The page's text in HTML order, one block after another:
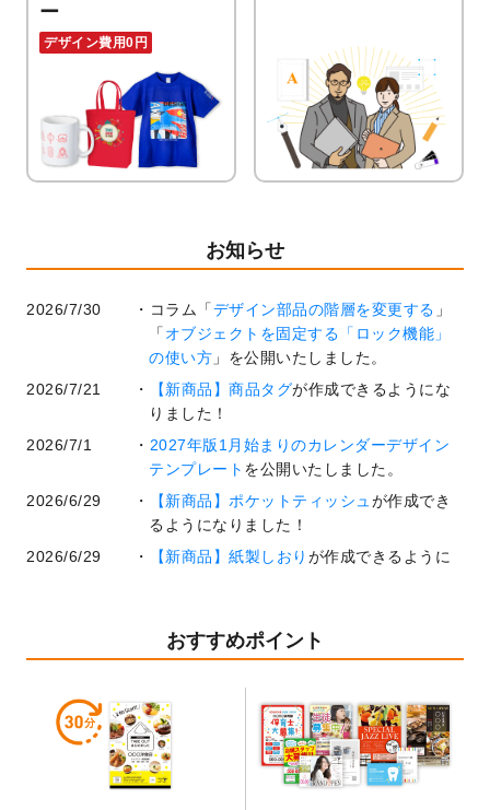
ー
デザイン費用0円
お知らせ
2026/7/30 コラム「デザイン部品の階層を変更する 」
「 オブジェクトを固定する「ロック機能」
の使い方 」を公開いたしました。
2026/7/21
【新商品】商品タグが作成できるようにな
りました！
2026/7/1
2027年版1月始まりのカレンダーデザイン
テンプレート を公開いたしました。
2026/6/29
【新商品】ポケットティッシュが作成でき
るようになりました！
2026/6/29
【新商品】紙製しおり が作成できるように
業効率を上げる便利な操作方法3選！
開いたしました。
暑中見舞いのデザインテンプレート
しました。
2026/5/28
【新商品】マグネットステッカーが作成で
きるようになりました！
おすすめポイント